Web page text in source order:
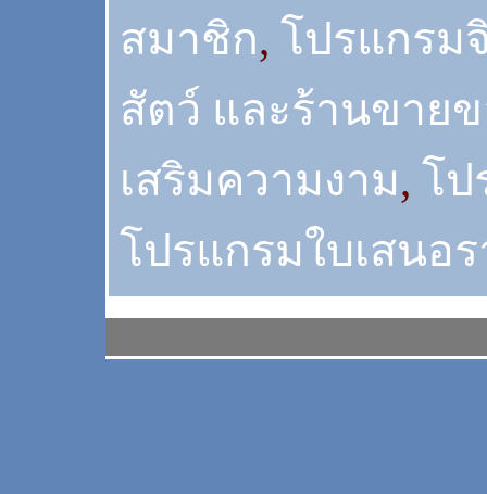
สมาชิก, โปรแกรม
สัตว์ และร้านขายข
เสริมความงาม, โป
โปรแกรมใบเสนอ